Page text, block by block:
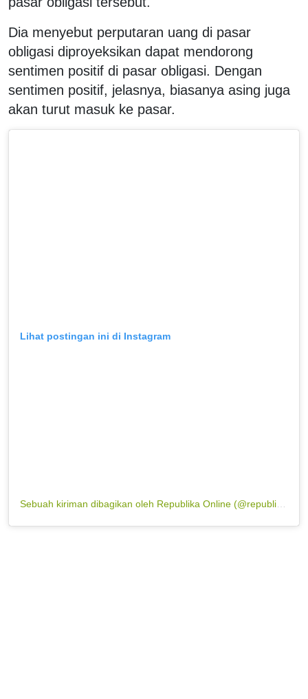
Dia menyebut perputaran uang di pasar
obligasi diproyeksikan dapat mendorong
sentimen positif di pasar obligasi. Dengan
sentimen positif, jelasnya, biasanya asing juga
akan turut masuk ke pasar.
Lihat postingan ini di Instagram